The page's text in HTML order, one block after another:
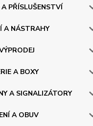
PŘÍSLUŠENSTVÍ
A NÁSTRAHY
A BOXY
A SIGNALIZÁTORY
A OBUV